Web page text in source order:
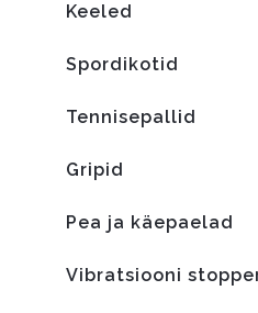
Keeled
Spordikotid
Tennisepallid
Gripid
Pea ja käepaelad
Vibratsiooni